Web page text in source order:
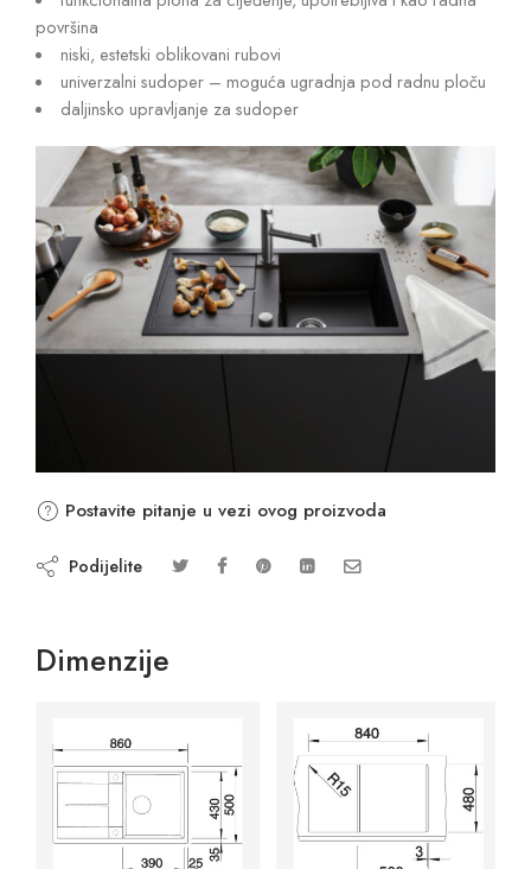
površina
niski, estetski oblikovani rubovi
univerzalni sudoper – moguća ugradnja pod radnu ploču
daljinsko upravljanje za sudoper
Postavite pitanje u vezi ovog proizvoda
Podijelite
Dimenzije